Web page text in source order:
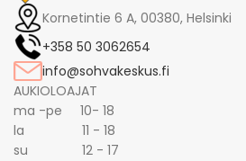
Kornetintie 6 A, 00380, Helsinki
+358 50 3062654
info@sohvakeskus.fi
AUKIOLOAJAT
ma -pe 10- 18
la 11 - 18
su 12 - 17